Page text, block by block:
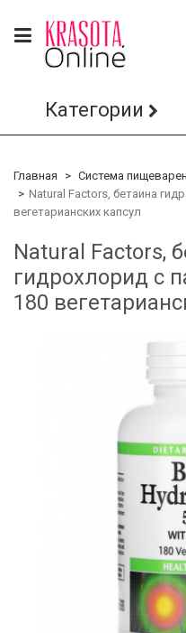
Категории
Главная
Система
Natural Factors, бетаина
вегетарианских капсул
Natural Factors,
гидрохлорид с
180